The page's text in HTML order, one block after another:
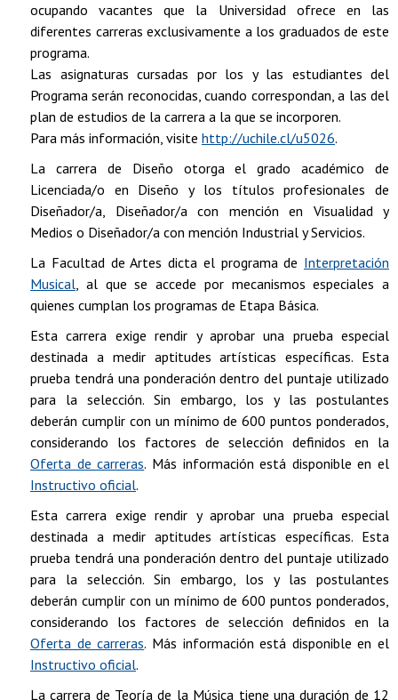
ocupando vacantes que la Universidad ofrece en las
diferentes carreras exclusivamente a los graduados de este
programa.
Las asignaturas cursadas por los y las estudiantes del
Programa serán reconocidas, cuando correspondan, a las del
plan de estudios de la carrera a la que se incorporen.
Para más información, visite http://uchile.cl/u5026.
La carrera de Diseño otorga el grado académico de
Licenciada/o en Diseño y los títulos profesionales de
Diseñador/a, Diseñador/a con mención en Visualidad y
Medios o Diseñador/a con mención Industrial y Servicios.
La Facultad de Artes dicta el programa de Interpretación
Musical, al que se accede por mecanismos especiales a
quienes cumplan los programas de Etapa Básica.
Esta carrera exige rendir y aprobar una prueba especial
destinada a medir aptitudes artísticas específicas. Esta
prueba tendrá una ponderación dentro del puntaje utilizado
para la selección. Sin embargo, los y las postulantes
deberán cumplir con un mínimo de 600 puntos ponderados,
considerando los factores de selección definidos en la
Oferta de carreras. Más información está disponible en el
Instructivo oficial.
Esta carrera exige rendir y aprobar una prueba especial
destinada a medir aptitudes artísticas específicas. Esta
prueba tendrá una ponderación dentro del puntaje utilizado
para la selección. Sin embargo, los y las postulantes
deberán cumplir con un mínimo de 600 puntos ponderados,
considerando los factores de selección definidos en la
Oferta de carreras. Más información está disponible en el
Instructivo oficial.
La carrera de Teoría de la Música tiene una duración de 12